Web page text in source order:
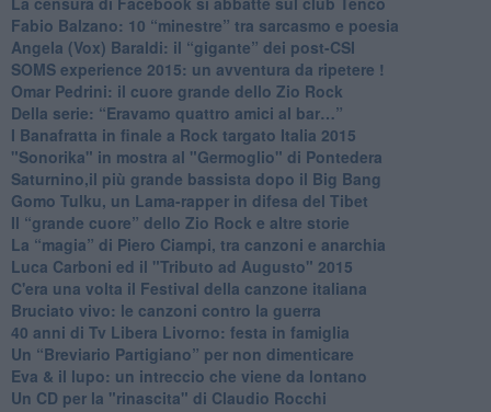
Fabio Balzano: 10 “minestre” tra sarcasmo e poesia
Angela (Vox) Baraldi: il “gigante” dei post-CSI
​SOMS experience 2015: un avventura da ripetere !
Omar Pedrini: il cuore grande dello Zio Rock
Della serie: “Eravamo quattro amici al bar…”
I Banafratta in finale a Rock targato Italia 2015
"Sonorika" in mostra al "Germoglio" di Pontedera
​Saturnino,il più grande bassista dopo il Big Bang
​Gomo Tulku, un Lama-rapper in difesa del Tibet
​Il “grande cuore” dello Zio Rock e altre storie
La “magia” di Piero Ciampi, tra canzoni e anarchia
Luca Carboni ed il "Tributo ad Augusto" 2015
C'era una volta il Festival della canzone italiana
Bruciato vivo: le canzoni contro la guerra
40 anni di Tv Libera Livorno: festa in famiglia
Un “Breviario Partigiano” per non dimenticare
Eva & il lupo: un intreccio che viene da lontano
Un CD per la "rinascita" di Claudio Rocchi